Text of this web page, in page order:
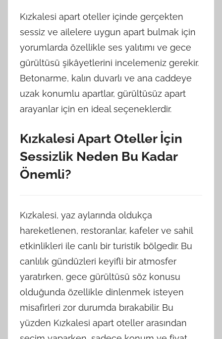
Kızkalesi apart oteller içinde gerçekten
sessiz ve ailelere uygun apart bulmak için
yorumlarda özellikle ses yalıtımı ve gece
gürültüsü şikâyetlerini incelemeniz gerekir.
Betonarme, kalın duvarlı ve ana caddeye
uzak konumlu apartlar, gürültüsüz apart
arayanlar için en ideal seçeneklerdir.
Kızkalesi Apart Oteller İçin
Sessizlik Neden Bu Kadar
Önemli?
Kızkalesi, yaz aylarında oldukça
hareketlenen, restoranlar, kafeler ve sahil
etkinlikleri ile canlı bir turistik bölgedir. Bu
canlılık gündüzleri keyifli bir atmosfer
yaratırken, gece gürültüsü söz konusu
olduğunda özellikle dinlenmek isteyen
misafirleri zor durumda bırakabilir. Bu
yüzden Kızkalesi apart oteller arasından